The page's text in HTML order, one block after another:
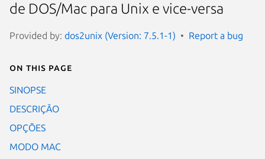
de DOS/Mac para Unix e vice-versa
Provided by: dos2unix (Version: 7.5.1-1) Report a bug
On this page
SINOPSE
DESCRIÇÃO
OPÇÕES
MODO MAC